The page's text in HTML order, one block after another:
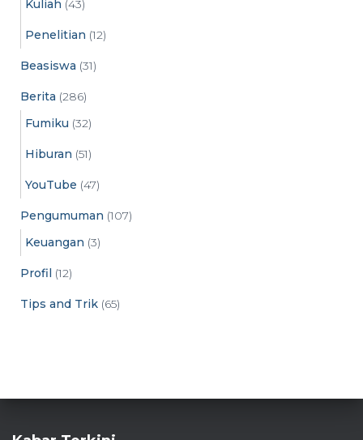
Kuliah (43)
Penelitian (12)
Beasiswa (31)
Berita (286)
Fumiku (32)
Hiburan (51)
YouTube (47)
Pengumuman (107)
Keuangan (3)
Profil (12)
Tips and Trik (65)